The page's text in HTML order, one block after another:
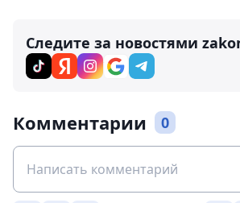
Следите за новостями
Комментарии 0